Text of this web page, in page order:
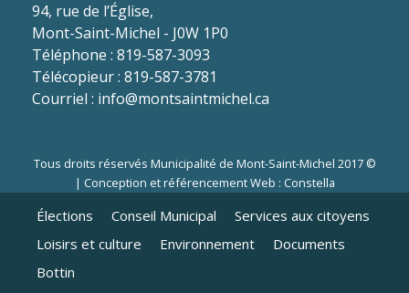
94, rue de l’Église,
Mont-Saint-Michel - J0W 1P0
Téléphone : 819-587-3093
Télécopieur : 819-587-3781
Courriel : info@montsaintmichel.ca
Tous droits réservés Municipalité de Mont-Saint-Michel 2017 ©
| Conception et référencement Web : Constella
Élections Conseil Municipal
Services aux citoyens
Loisirs et culture
Environnement
Documents
Bottin